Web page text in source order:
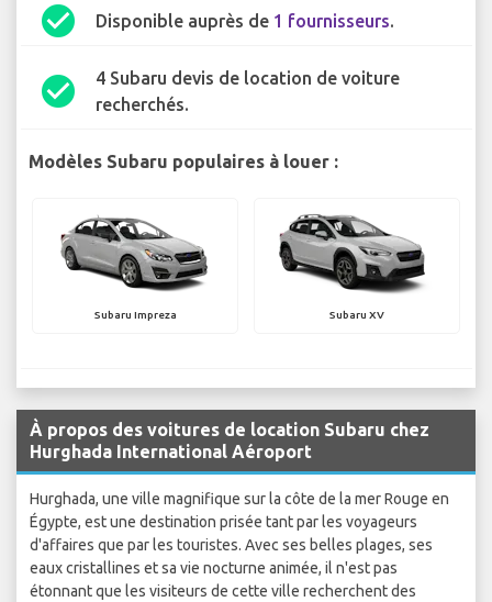
check_circle Disponible auprès de 1 fournisseurs.
check_circle
4 Subaru devis de location de voiture
recherchés.
Modèles Subaru populaires à louer :
Subaru Impreza Subaru XV
À propos des voitures de location Subaru chez
Hurghada International Aéroport
Hurghada, une ville magnifique sur la côte de la mer Rouge en
Égypte, est une destination prisée tant par les voyageurs
d'affaires que par les touristes. Avec ses belles plages, ses
eaux cristallines et sa vie nocturne animée, il n'est pas
étonnant que les visiteurs de cette ville recherchent des